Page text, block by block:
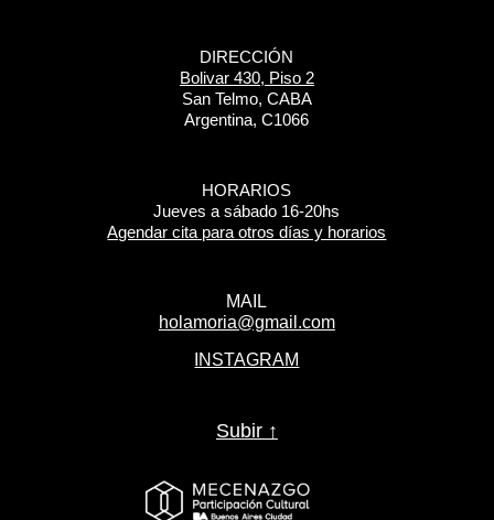
DIRECCIÓN
Bolivar 430, Piso 2
San Telmo, CABA
Argentina, C1066
HORARIOS
Jueves a sábado 16-20hs
Agendar cita para otros días y horarios
MAIL
holamoria@gmail.com
INSTAGRAM
Subir ↑